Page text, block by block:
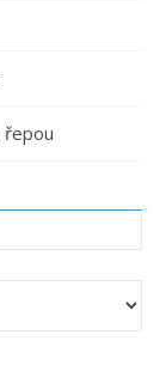
řepou